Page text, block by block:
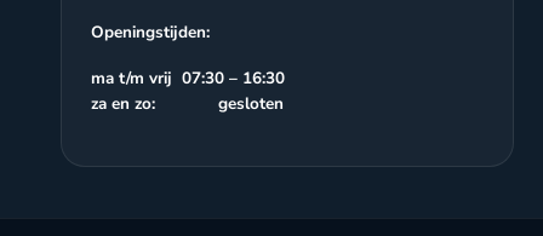
Openingstijden:
ma t/m vrij 07:30 – 16:30
za en zo: gesloten